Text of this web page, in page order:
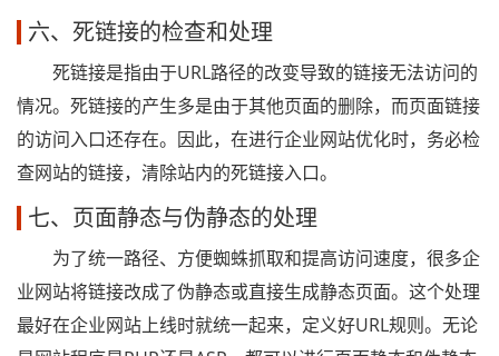
六、死链接的检查和处理
死链接是指由于URL路径的改变导致的链接无法访问的
情况。死链接的产生多是由于其他页面的删除，而页面链接
的访问入口还存在。因此，在进行企业网站优化时，务必检
查网站的链接，清除站内的死链接入口。
七、页面静态与伪静态的处理
为了统一路径、方便蜘蛛抓取和提高访问速度，很多企
业网站将链接改成了伪静态或直接生成静态页面。这个处理
最好在企业网站上线时就统一起来，定义好URL规则。无论